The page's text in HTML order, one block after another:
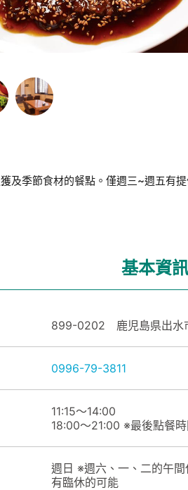
及季節食材的餐點。僅週三~週五有
基本資訊
899-0202 鹿児島県出水
0996-79-3811
11:15～14:00
18:00～21:00 ※最後點餐
週日 ※週六、一、二的午間
有臨休的可能